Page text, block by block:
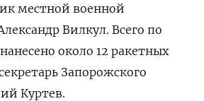
местной военной
Вилкул. Всего по
около 12 ракетных
Запорожского
Куртев.